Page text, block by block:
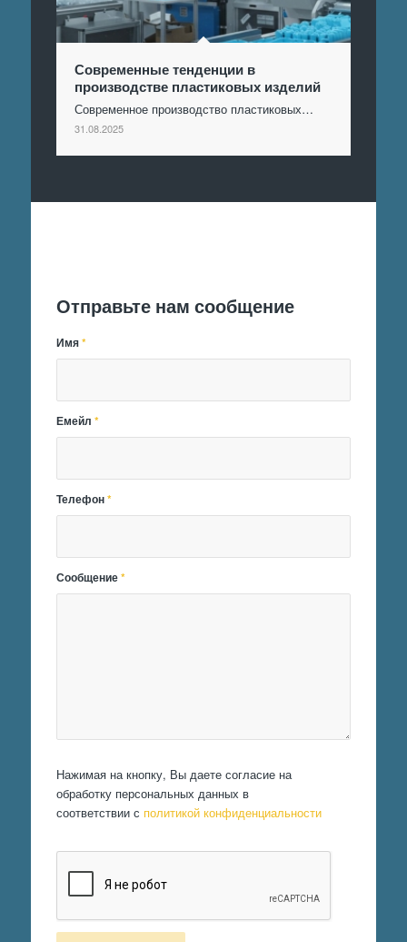
Современные тенденции в
производстве пластиковых изделий
Современное производство пластиковых…
31.08.2025
Отправьте нам сообщение
Имя*
Емейл*
Телефон*
Сообщение*
Нажимая на кнопку, Вы даете согласие на
обработку персональных данных в
соответствии с политикой конфиденциальности